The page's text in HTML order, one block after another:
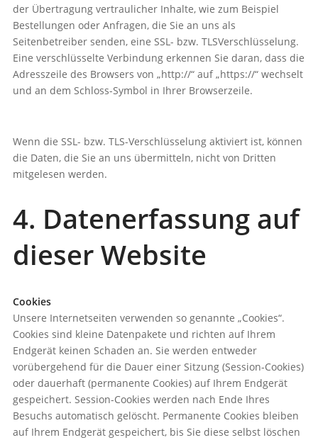
der Übertragung vertraulicher Inhalte, wie zum Beispiel
Bestellungen oder Anfragen, die Sie an uns als
Seitenbetreiber senden, eine SSL- bzw. TLSVerschlüsselung.
Eine verschlüsselte Verbindung erkennen Sie daran, dass die
Adresszeile des Browsers von „http://“ auf „https://“ wechselt
und an dem Schloss-Symbol in Ihrer Browserzeile.
Wenn die SSL- bzw. TLS-Verschlüsselung aktiviert ist, können
die Daten, die Sie an uns übermitteln, nicht von Dritten
mitgelesen werden.
4. Datenerfassung auf
dieser Website
Cookies
Unsere Internetseiten verwenden so genannte „Cookies“.
Cookies sind kleine Datenpakete und richten auf Ihrem
Endgerät keinen Schaden an. Sie werden entweder
vorübergehend für die Dauer einer Sitzung (Session-Cookies)
oder dauerhaft (permanente Cookies) auf Ihrem Endgerät
gespeichert. Session-Cookies werden nach Ende Ihres
Besuchs automatisch gelöscht. Permanente Cookies bleiben
auf Ihrem Endgerät gespeichert, bis Sie diese selbst löschen